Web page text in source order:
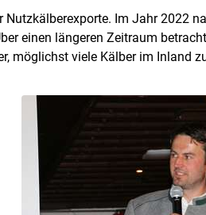
Im Jahr 2022
einen längeren Zeitraum
möglichst viele Kälber im Inland